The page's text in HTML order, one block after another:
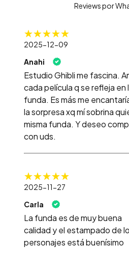
Reviews por
2025-12-09
Anahi
Estudio Ghibli me fascina.
cada película q se refleja en
funda. Es más me
la sorpresa xq mí sobrina
misma funda. Y deseo
con uds.
2025-11-27
Carla
La funda es de muy buena
calidad y el estampado de
personajes está buenísimo